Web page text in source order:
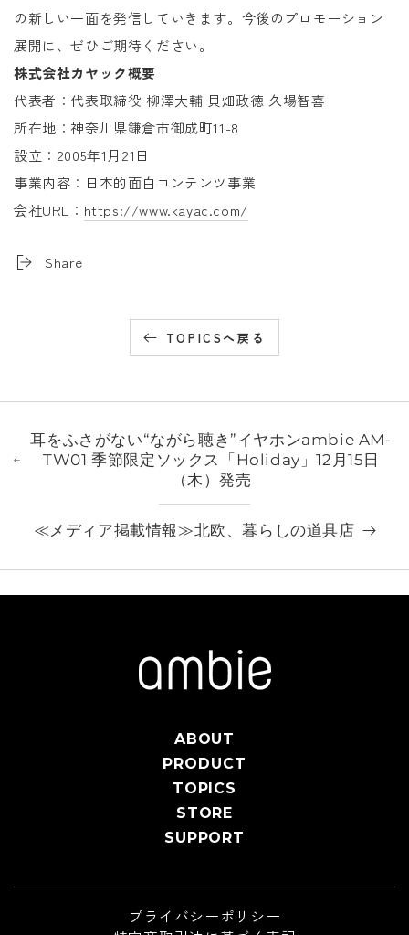
の新しい一面を発信していきます。今後のプロモーション
展開に、ぜひご期待ください。
株式会社カヤック概要
代表者：代表取締役 柳澤大輔 貝畑政徳 久場智喜
所在地：神奈川県鎌倉市御成町11-8
設立：2005年1月21日
事業内容：日本的面白コンテンツ事業
会社URL： https://www.kayac.com/
Share
TOPICSへ戻る
耳をふさがない“ながら聴き”イヤホンambie AM-
TW01 季節限定ソックス「Holiday」12月15日
（木）発売
≪メディア掲載情報≫北欧、暮らしの道具店
ABOUT
PRODUCT
TOPICS
STORE
SUPPORT
プライバシーポリシー